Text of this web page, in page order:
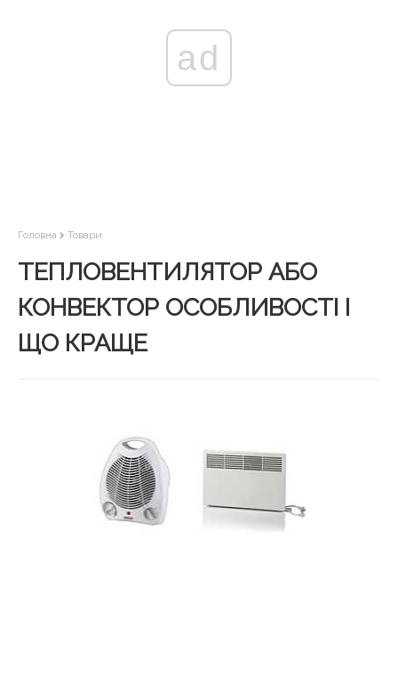
ad
Головна Товари
ТЕПЛОВЕНТИЛЯТОР АБО
КОНВЕКТОР ОСОБЛИВОСТІ І
ЩО КРАЩЕ